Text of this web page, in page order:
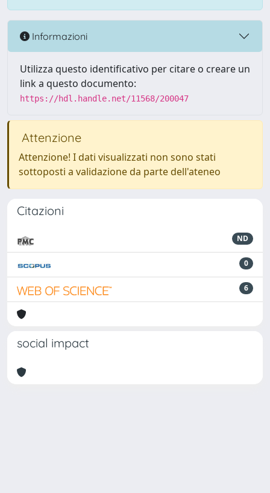
Informazioni
Utilizza questo identificativo per citare o creare un
link a questo documento:
https://hdl.handle.net/11568/200047
Attenzione
Attenzione! I dati visualizzati non sono stati
sottoposti a validazione da parte dell'ateneo
Citazioni
ND
0
6
social impact